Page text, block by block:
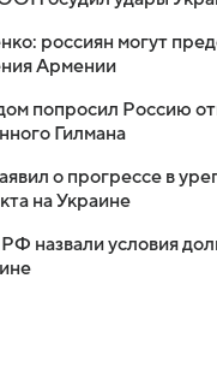
россиян могут
Армении
попросил Россию
Гилмана
о прогрессе в
на Украине
назвали условия